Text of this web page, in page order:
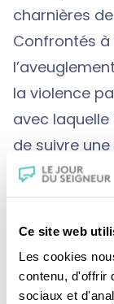
Ce site web
Les cookies
contenu, d'offrir
sociaux et
charnières
Confrontés à
la violence
avec
de suivre
Saint
la recherche
fraternelle.